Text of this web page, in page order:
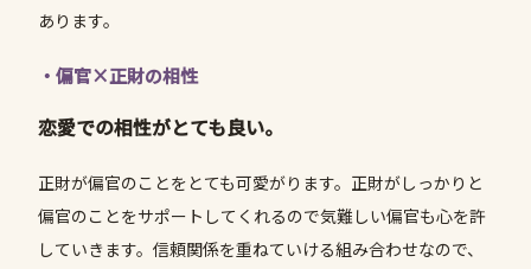
あります。
・偏官×正財の相性
恋愛での相性がとても良い。
正財が偏官のことをとても可愛がります。正財がしっかりと
偏官のことをサポートしてくれるので気難しい偏官も心を許
していきます。信頼関係を重ねていける組み合わせなので、